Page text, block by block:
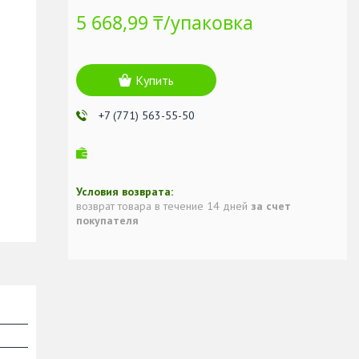
5 668,99 ₸/упаковка
Купить
+7 (771) 563-55-50
возврат товара в течение 14 дней за счет
покупателя